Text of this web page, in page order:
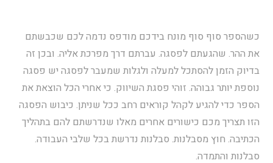
כשהספר סוף סוף מונח בידכם מודפס נדמה לכם שכבשתם
את ההר. שהגעתם לפסגה. עברתם דרך מפרכת אליה. ובכן זה
בדיוק הזמן להסתכל למעלה ולגלות שמעבר לפסגה יש פסגה
נוספת יותר גבוהה. זוהי פסגת השיווק. כי אחרי הכל הוצאת את
הספר כדי להגיע לקהל קוראים רחב ככל שניתן. כיבוש הפסגה
הזו תצריך מכם כישורים אחרים מאלו שנדרשתם להם בתהליך
הכתיבה. חוץ מסבלנות. סבלנות נדרשת בכל שלבי העבודה.
סבלנות והתמדה.